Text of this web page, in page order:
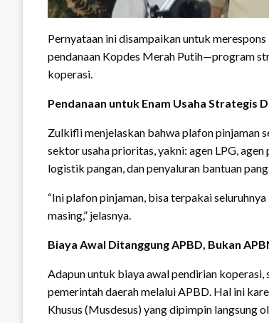
Pernyataan ini disampaikan untuk
pendanaan Kopdes Merah Putih—program
koperasi.
Pendanaan untuk Enam Usaha Strategis
Zulkifli menjelaskan bahwa plafon pinjaman
sektor usaha prioritas, yakni: agen LPG,
logistik pangan, dan penyaluran bantuan
“Ini plafon pinjaman, bisa terpakai
masing,” jelasnya.
Biaya Awal Ditanggung APBD, Bukan
Adapun untuk biaya awal pendirian
pemerintah daerah melalui APBD. Hal ini
Khusus (Musdesus) yang dipimpin langsung